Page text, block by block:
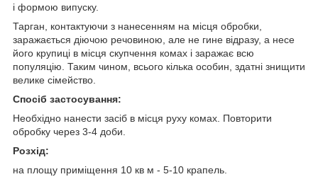
і формою випуску.
Тарган, контактуючи з нанесенням на місця обробки,
заражається діючою речовиною, але не гине відразу, а несе
його крупиці в місця скупчення комах і заражає всю
популяцію. Таким чином, всього кілька особин, здатні знищити
велике сімейство.
Спосіб застосування:
Необхідно нанести засіб в місця руху комах. Повторити
обробку через 3-4 доби.
Розхід:
на площу приміщення 10 кв м - 5-10 крапель.